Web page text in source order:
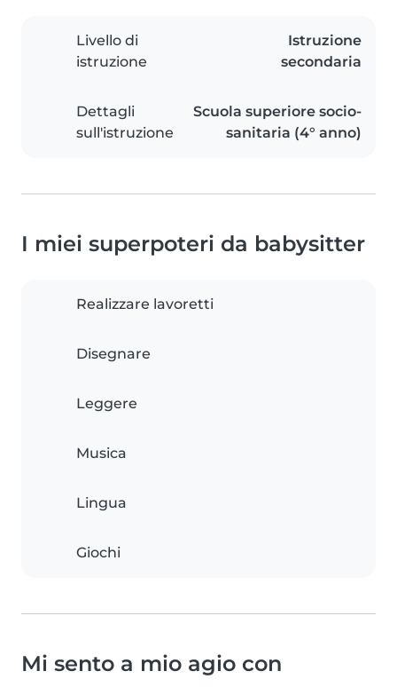
Livello di
istruzione
Istruzione
secondaria
Dettagli
sull'istruzione
Scuola superiore socio-
sanitaria (4° anno)
I miei superpoteri da babysitter
Realizzare lavoretti
Disegnare
Leggere
Musica
Lingua
Giochi
Mi sento a mio agio con